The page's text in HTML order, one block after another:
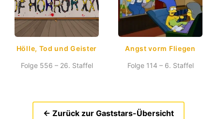
Hölle, Tod und Geister
Folge 556 – 26. Staffel
Angst vorm Fliegen
Folge 114 – 6. Staffel
← Zurück zur Gaststars-Übersicht